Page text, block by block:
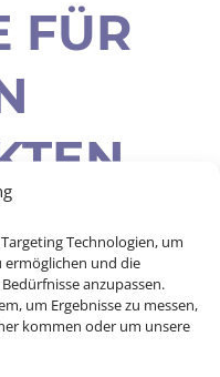
Technologien, um
ermöglichen und die
anzupassen.
um Ergebnisse zu messen,
kommen oder um unsere
FÜR
die USA